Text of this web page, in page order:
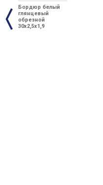
Бордюр белый
глянцевый
обрезной
30x2,5x1,9